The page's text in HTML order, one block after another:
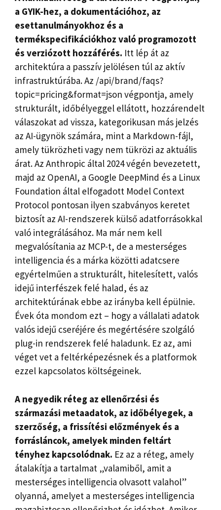
a GYIK-hez, a dokumentációhoz, az
esettanulmányokhoz és a
termékspecifikációkhoz való programozott
és verziózott hozzáférés. Itt lép át az
architektúra a passzív jelölésen túl az aktív
infrastruktúrába. Az /api/brand/faqs?
topic=pricing&format=json végpontja, amely
strukturált, időbélyeggel ellátott, hozzárendelt
válaszokat ad vissza, kategorikusan más jelzés
az AI-ügynök számára, mint a Markdown-fájl,
amely tükrözheti vagy nem tükrözi az aktuális
árat. Az Anthropic által 2024 végén bevezetett,
majd az OpenAI, a Google DeepMind és a Linux
Foundation által elfogadott Model Context
Protocol pontosan ilyen szabványos keretet
biztosít az AI-rendszerek külső adatforrásokkal
való integrálásához. Ma már nem kell
megvalósítania az MCP-t, de a mesterséges
intelligencia és a márka közötti adatcsere
egyértelműen a strukturált, hitelesített, valós
idejű interfészek felé halad, és az
architektúrának ebbe az irányba kell épülnie.
Évek óta mondom ezt – hogy a vállalati adatok
valós idejű cseréjére és megértésére szolgáló
plug-in rendszerek felé haladunk. Ez az, ami
véget vet a feltérképezésnek és a platformok
ezzel kapcsolatos költségeinek.
A negyedik réteg az ellenőrzési és
származási metaadatok, az időbélyegek, a
szerzőség, a frissítési előzmények és a
forrásláncok, amelyek minden feltárt
tényhez kapcsolódnak. Ez az a réteg, amely
átalakítja a tartalmat „valamiből, amit a
mesterséges intelligencia olvasott valahol”
olyanná, amelyet a mesterséges intelligencia